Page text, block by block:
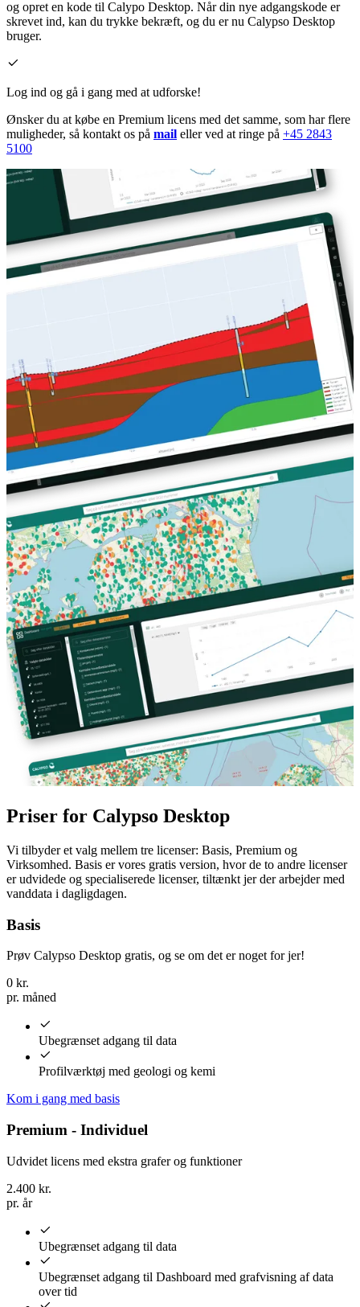
og opret en kode til Calypo Desktop. Når din nye adgangskode er
skrevet ind, kan du trykke bekræft, og du er nu Calypso Desktop
bruger.
Log ind og gå i gang med at udforske!
Ønsker du at købe en Premium licens med det samme, som har flere
muligheder, så kontakt os på mail eller ved at ringe på +45 2843
5100
Priser for Calypso Desktop
Vi tilbyder et valg mellem tre licenser: Basis, Premium og
Virksomhed. Basis er vores gratis version, hvor de to andre licenser
er udvidede og specialiserede licenser, tiltænkt jer der arbejder med
vanddata i dagligdagen.
Basis
Prøv Calypso Desktop gratis, og se om det er noget for jer!
0 kr.
pr. måned
Ubegrænset adgang til data
Profilværktøj med geologi og kemi
Kom i gang med basis
Premium - Individuel
Udvidet licens med ekstra grafer og funktioner
2.400 kr.
pr. år
Ubegrænset adgang til data
Ubegrænset adgang til Dashboard med grafvisning af data
over tid